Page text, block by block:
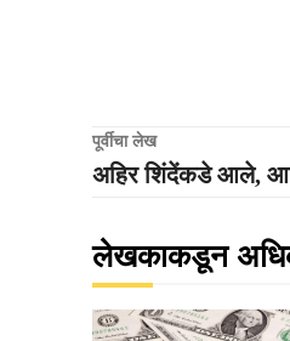
पूर्वीचा लेख
अहिर शिंदेंकडे आले,
लेखकाकडून